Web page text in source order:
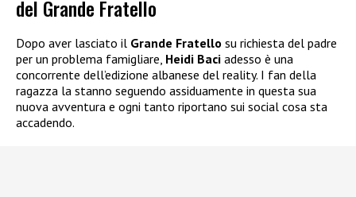
del Grande Fratello
Dopo aver lasciato il Grande Fratello su richiesta del padre
per un problema famigliare, Heidi Baci adesso è una
concorrente dell’edizione albanese del reality. I fan della
ragazza la stanno seguendo assiduamente in questa sua
nuova avventura e ogni tanto riportano sui social cosa sta
accadendo.